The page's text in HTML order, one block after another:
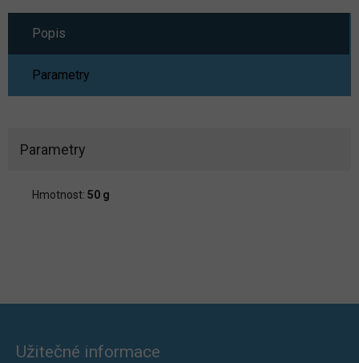
Popis
Parametry
Parametry
Hmotnost: 50 g
Užitečné informace